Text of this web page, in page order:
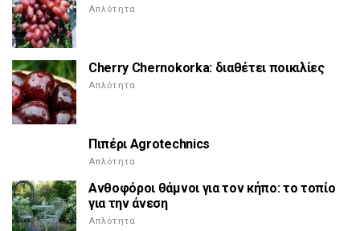
Απλότητα
Cherry Chernokorka: διαθέτει ποικιλίες
Απλότητα
Πιπέρι Agrotechnics
Απλότητα
Ανθοφόροι θάμνοι για τον κήπο: το τοπίο
για την άνεση
Απλότητα